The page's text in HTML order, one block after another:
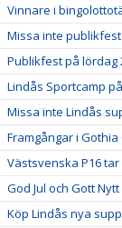
Vinnare i
Missa inte
Publikfest på lördag
Lindås Sportcamp
Missa inte Lindås
Framgångar i Gothia
Västsvenska P16 tar
God Jul och Gott
Köp Lindås nya